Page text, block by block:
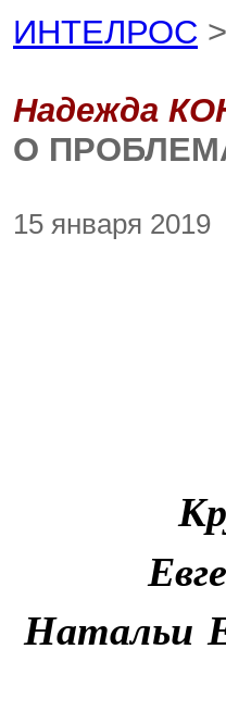
ИНТЕЛРОС
Надежда
О
15 января 2019
Натальи